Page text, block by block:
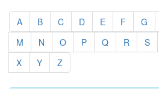
A B C D E F G
M
N O P Q R S
X
Y Z